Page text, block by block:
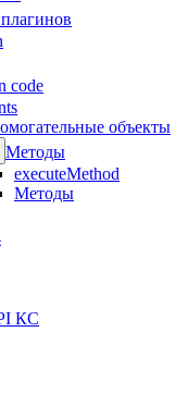
code
объекты
Методы
executeMethod
Методы
КС